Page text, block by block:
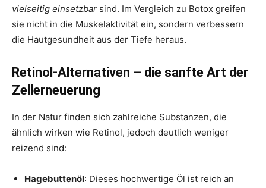
vielseitig einsetzbar sind. Im Vergleich zu Botox greifen
sie nicht in die Muskelaktivität ein, sondern verbessern
die Hautgesundheit aus der Tiefe heraus.
Retinol-Alternativen – die sanfte Art der
Zellerneuerung
In der Natur finden sich zahlreiche Substanzen, die
ähnlich wirken wie Retinol, jedoch deutlich weniger
reizend sind:
Hagebuttenöl: Dieses hochwertige Öl ist reich an